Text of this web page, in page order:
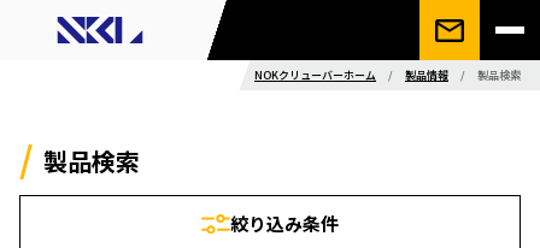
NOKクリューバーホーム / 製品情報 / 製品検索
製品検索
絞り込み条件